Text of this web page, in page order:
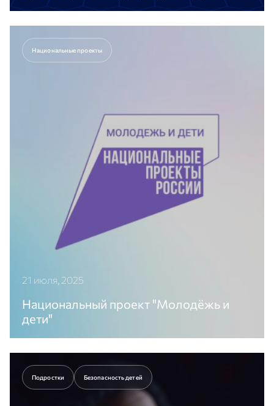
общеобразовательных организаций по
цифровой среды
В связи с блокировкой платформы Roblox АНО
педагогов общеобразовательных организаций
Перейти к статье
Национальные проекты
21 июля, 2025
Национальный проект "Молодёжь и
дети"
О реализации АНО «ЦИСМ» мероприятий
2025-2030 гг.
Перейти к статье
Подростки Безопасность детей